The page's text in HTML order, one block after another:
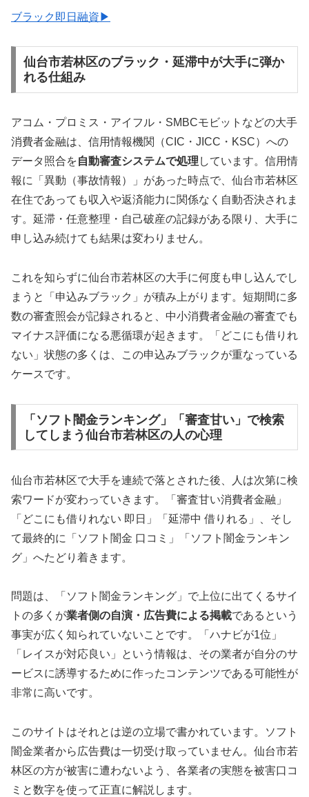
ブラック即日融資▶
仙台市若林区のブラック・延滞中が大手に弾か
れる仕組み
アコム・プロミス・アイフル・SMBCモビットなどの大手
消費者金融は、信用情報機関（CIC・JICC・KSC）への
データ照合を自動審査システムで処理 しています。信用情
報に「異動（事故情報）」があった時点で、仙台市若林区
在住であっても収入や返済能力に関係なく自動否決されま
す。延滞・任意整理・自己破産の記録がある限り、大手に
申し込み続けても結果は変わりません。
これを知らずに仙台市若林区の大手に何度も申し込んでし
まうと「申込みブラック」が積み上がります。短期間に多
数の審査照会が記録されると、中小消費者金融の審査でも
マイナス評価になる悪循環が起きます。「どこにも借りれ
ない」状態の多くは、この申込みブラックが重なっている
ケースです。
「ソフト闇金ランキング」「審査甘い」で検索
してしまう仙台市若林区の人の心理
仙台市若林区で大手を連続で落とされた後、人は次第に検
索ワードが変わっていきます。「審査甘い消費者金融」
「どこにも借りれない 即日」「延滞中 借りれる」、そし
て最終的に「ソフト闇金 口コミ」「ソフト闇金ランキン
グ」へたどり着きます。
問題は、「ソフト闇金ランキング」で上位に出てくるサイ
トの多くが業者側の自演・広告費による掲載であるという
事実が広く知られていないことです。「ハナビが1位」
「レイスが対応良い」という情報は、その業者が自分のサ
ービスに誘導するために作ったコンテンツである可能性が
非常に高いです。
このサイトはそれとは逆の立場で書かれています。ソフト
闇金業者から広告費は一切受け取っていません。仙台市若
林区の方が被害に遭わないよう、各業者の実態を被害口コ
ミと数字を使って正直に解説します。